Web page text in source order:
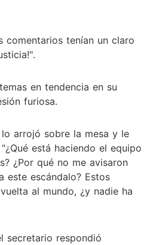
comentarios tenían un claro
en tendencia en su
furiosa.
arrojó sobre la mesa y le
está haciendo el equipo
¿Por qué no me avisaron
este escándalo? Estos
al mundo, ¿y nadie ha
secretario respondió